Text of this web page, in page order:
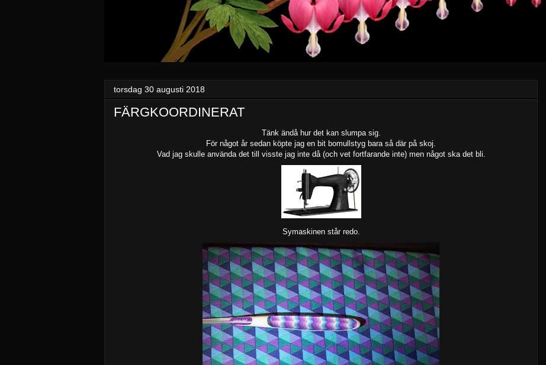
torsdag 30 augusti 2018
FÄRGKOORDINERAT
Tänk ändå hur det kan slumpa sig.
För något år sedan köpte jag en bit bomullstyg bara så där på skoj.
Vad jag skulle använda det till visste jag inte då (och vet fortfarande inte) men något ska det bli.
Symaskinen står redo.